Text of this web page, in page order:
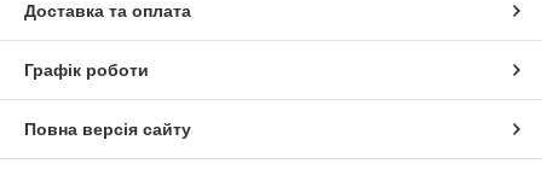
Доставка та оплата
Графік роботи
Повна версія сайту